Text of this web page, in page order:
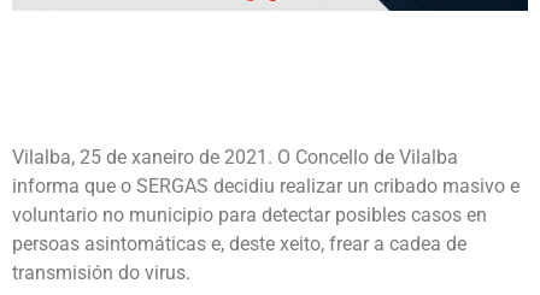
Vilalba, 25 de xaneiro de 2021. O Concello de Vilalba
informa que o SERGAS decidiu realizar un cribado masivo e
voluntario no municipio para detectar posibles casos en
persoas asintomáticas e, deste xeito, frear a cadea de
transmisión do virus.